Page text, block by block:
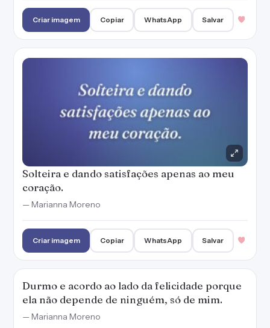
Criar imagem Copiar WhatsApp Salvar
Solteira e dando satisfações apenas ao meu
coração.
— Marianna Moreno
Criar imagem Copiar WhatsApp Salvar
Durmo e acordo ao lado da felicidade porque
ela não depende de ninguém, só de mim.
— Marianna Moreno